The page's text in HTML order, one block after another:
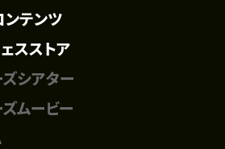
テンツ
スストア
シアター
ムービー